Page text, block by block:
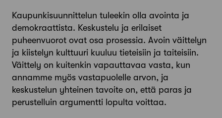
Kaupunkisuunnittelun tuleekin olla avointa ja
demokraattista. Keskustelu ja erilaiset
puheenvuorot ovat osa prosessia. Avoin väittelyn
ja kiistelyn kulttuuri kuuluu tieteisiin ja taiteisiin.
Väittely on kuitenkin vapauttavaa vasta, kun
annamme myös vastapuolelle arvon, ja
keskustelun yhteinen tavoite on, että paras ja
perustelluin argumentti lopulta voittaa.